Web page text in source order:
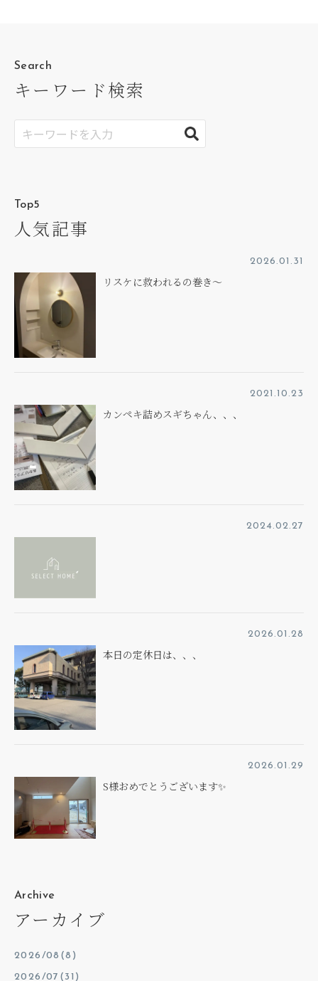
Search
キーワード検索
Top5
人気記事
2026.01.31
リスケに救われるの巻き～
2021.10.23
カンペキ詰めスギちゃん、、、
2024.02.27
2026.01.28
本日の定休日は、、、
2026.01.29
S様おめでとうございます✨
Archive
アーカイブ
2026/08(8)
2026/07(31)